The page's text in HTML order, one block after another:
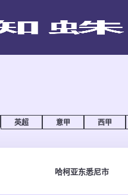
英超 意甲 西甲
哈柯亚东悉尼市